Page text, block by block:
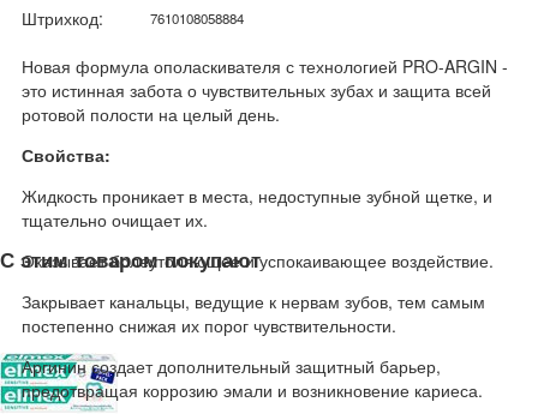
Штрихкод:
7610108058884
Новая формула ополаскивателя с технологией PRO-ARGIN -
это истинная забота о чувствительных зубах и защита всей
ротовой полости на целый день.
Свойства:
Жидкость проникает в места, недоступные зубной щетке, и
тщательно очищает их.
Оказывает болеутоляющее и успокаивающее воздействие.
Закрывает канальцы, ведущие к нервам зубов, тем самым
постепенно снижая их порог чувствительности.
Аргинин создает дополнительный защитный барьер,
предотвращая коррозию эмали и возникновение кариеса.
С этим товаром покупают